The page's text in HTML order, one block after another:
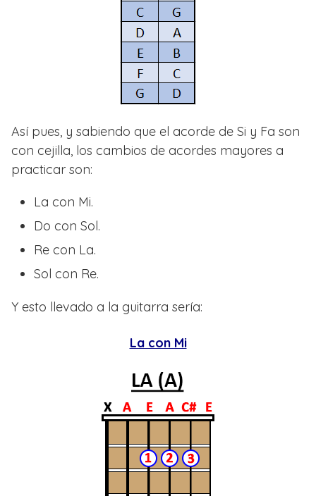
Así pues, y sabiendo que el acorde de Si y Fa son
con cejilla, los cambios de acordes mayores a
practicar son:
La con Mi.
Do con Sol.
Re con La.
Sol con Re.
Y esto llevado a la guitarra sería:
La con Mi